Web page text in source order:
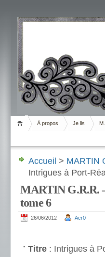
Livrement
À propos Je lis
Accueil > MARTIN
Intrigues à Port-
MARTIN G.R.R.
tome 6
26/06/2012 Acr0
Titre : Intrigues à